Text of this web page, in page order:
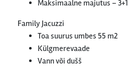
Maksimaalne majutus – 3+1
Family Jacuzzi
Toa suurus umbes 55 m2
Külgmerevaade
Vann või dušš